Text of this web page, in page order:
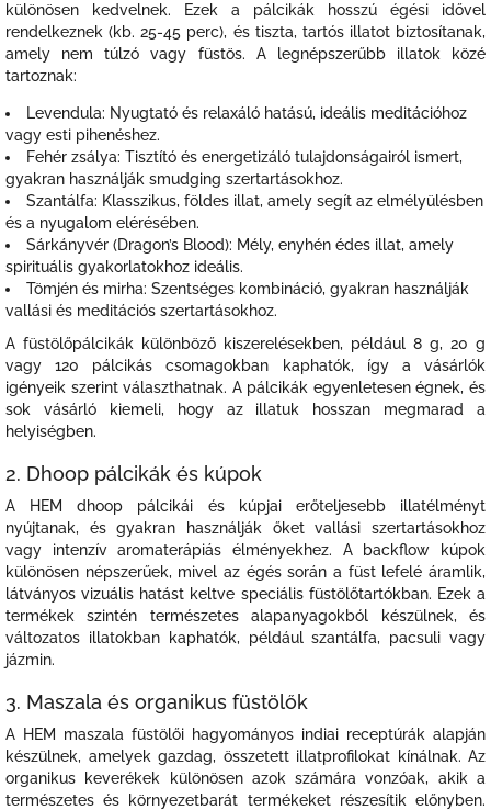
különösen kedvelnek. Ezek a pálcikák hosszú égési idővel
rendelkeznek (kb. 25-45 perc), és tiszta, tartós illatot biztosítanak,
amely nem túlzó vagy füstös. A legnépszerűbb illatok közé
tartoznak:
Levendula: Nyugtató és relaxáló hatású, ideális meditációhoz
vagy esti pihenéshez.
Fehér zsálya: Tisztító és energetizáló tulajdonságairól ismert,
gyakran használják smudging szertartásokhoz.
Szantálfa: Klasszikus, földes illat, amely segít az elmélyülésben
és a nyugalom elérésében.
Sárkányvér (Dragon’s Blood): Mély, enyhén édes illat, amely
spirituális gyakorlatokhoz ideális.
Tömjén és mirha: Szentséges kombináció, gyakran használják
vallási és meditációs szertartásokhoz.
A füstölőpálcikák különböző kiszerelésekben, például 8 g, 20 g
vagy 120 pálcikás csomagokban kaphatók, így a vásárlók
igényeik szerint választhatnak. A pálcikák egyenletesen égnek, és
sok vásárló kiemeli, hogy az illatuk hosszan megmarad a
helyiségben.
2. Dhoop pálcikák és kúpok
A HEM dhoop pálcikái és kúpjai erőteljesebb illatélményt
nyújtanak, és gyakran használják őket vallási szertartásokhoz
vagy intenzív aromaterápiás élményekhez. A backflow kúpok
különösen népszerűek, mivel az égés során a füst lefelé áramlik,
látványos vizuális hatást keltve speciális füstölőtartókban. Ezek a
termékek szintén természetes alapanyagokból készülnek, és
változatos illatokban kaphatók, például szantálfa, pacsuli vagy
jázmin.
3. Maszala és organikus füstölők
A HEM maszala füstölői hagyományos indiai receptúrák alapján
készülnek, amelyek gazdag, összetett illatprofilokat kínálnak. Az
organikus keverékek különösen azok számára vonzóak, akik a
természetes és környezetbarát termékeket részesítik előnyben.